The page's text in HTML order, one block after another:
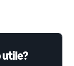
utile?